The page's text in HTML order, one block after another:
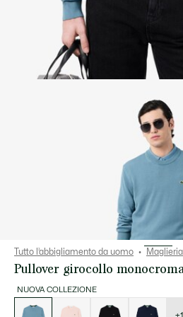
Tutto l’abbigliamento da uomo
Pullover girocollo
NUOVA COLLEZIONE
delle
varianti